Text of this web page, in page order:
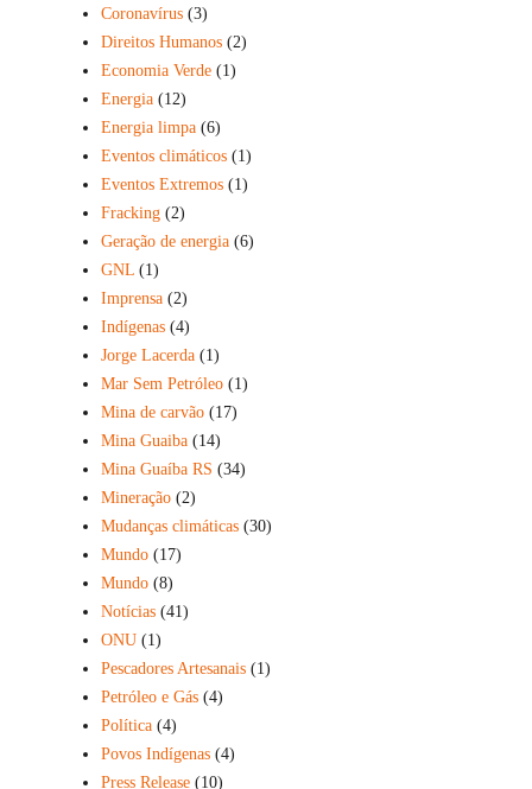
Coronavírus(3)
Direitos Humanos(2)
Economia Verde(1)
Energia(12)
Energia limpa(6)
Eventos climáticos(1)
Eventos Extremos(1)
Fracking(2)
Geração de energia(6)
GNL(1)
Imprensa(2)
Indígenas(4)
Jorge Lacerda(1)
Mar Sem Petróleo(1)
Mina de carvão(17)
Mina Guaiba(14)
Mina Guaíba RS (34)
Mineração(2)
Mudanças climáticas(30)
Mundo(17)
Mundo(8)
Notícias(41)
ONU(1)
Pescadores Artesanais(1)
Petróleo e Gás(4)
Política(4)
Povos Indígenas(4)
Press Release(10)